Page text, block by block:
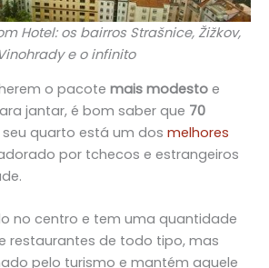
Hotel: os bairros Strašnice, Žižkov,
Vinohrady e o infinito
o pacote mais modesto e
jantar, é bom saber que 70
quarto está um dos melhores
por tchecos e estrangeiros
no centro e tem uma quantidade
restaurantes de todo tipo, mas
pelo turismo e mantém aquele